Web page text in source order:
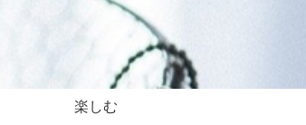
楽しむ